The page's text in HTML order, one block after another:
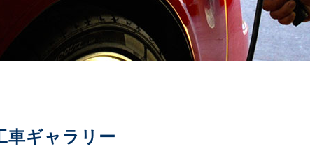
車ギャラリー